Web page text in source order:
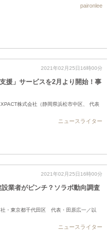
paironlee
2021年02月25日16時00分
援」サービスを2月より開始！事
株式会社（静岡県浜松市中区、 代表
ニュースライター
2021年02月25日16時00分
業者がピンチ？ソラボ動向調査
・東京都千代田区 代表・田原広一／以
ニュースライター